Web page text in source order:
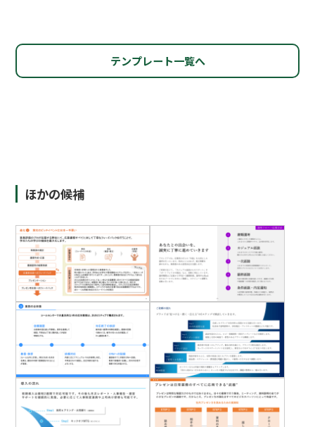
テンプレート一覧へ
ほかの候補